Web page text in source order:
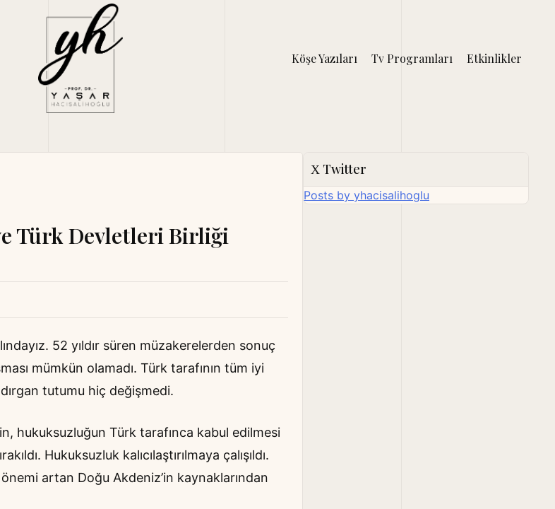
Köşe Yazıları Tv Programları Etkinlikler
Türk Devletleri Birliği
52 yıldır süren müzakerelerden sonuç
mümkün olamadı. Türk tarafının tüm iyi
tutumu hiç değişmedi.
hukuksuzluğun Türk tarafınca kabul edilmesi
Hukuksuzluk kalıcılaştırılmaya çalışıldı.
artan Doğu Akdeniz’in kaynaklarından
Twitter
Posts by yhacisalihoglu